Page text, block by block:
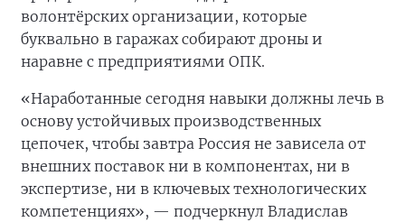
волонтёрских организации, которые
буквально в гаражах собирают дроны и
наравне с предприятиями ОПК.
«Наработанные сегодня навыки должны лечь в
основу устойчивых производственных
цепочек, чтобы завтра Россия не зависела от
внешних поставок ни в компонентах, ни в
экспертизе, ни в ключевых технологических
компетенциях», — подчеркнул Владислав